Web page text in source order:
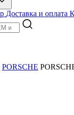
Доставка и оплата
PORSCHE